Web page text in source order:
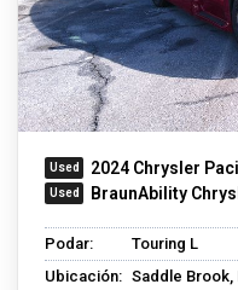
2024 Chrysler
BraunAbility
Podar:
Touring L
Ubicación: Saddle Brook,